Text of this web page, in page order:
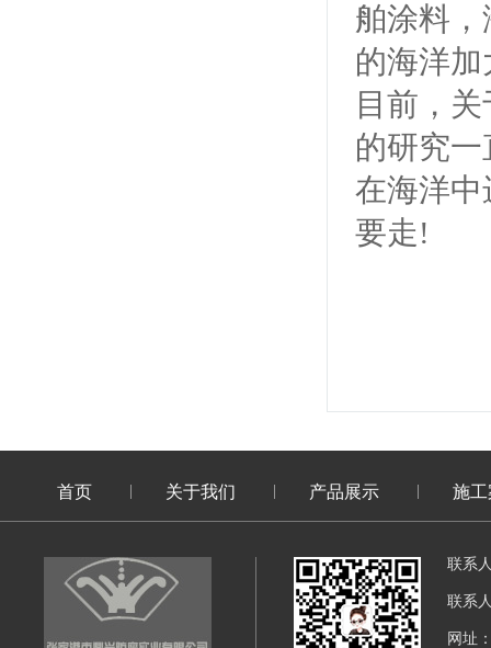
舶涂料
的海洋
目前，
的研究
在海洋
要走!
首页 关于我们 产品展示 施
联系
联系
网址